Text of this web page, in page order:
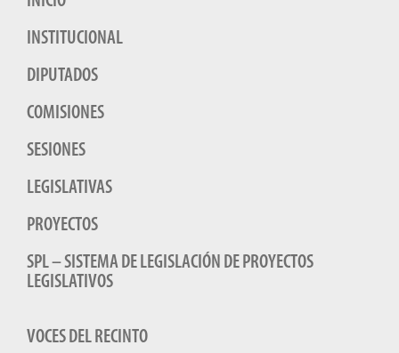
INSTITUCIONAL
DIPUTADOS
COMISIONES
SESIONES
LEGISLATIVAS
PROYECTOS
SPL – SISTEMA DE LEGISLACIÓN DE PROYECTOS
LEGISLATIVOS
VOCES DEL RECINTO